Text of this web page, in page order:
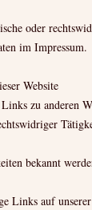
oder
im Impressum.
Website
Links zu anderen
bekannt
Links auf